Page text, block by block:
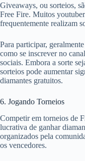
Giveaways, ou sorteios,
Free Fire. Muitos
frequentemente realizam
Para participar,
como se inscrever no
sociais. Embora a sorte
sorteios pode aumentar
diamantes gratuitos.
6. Jogando Torneios
Competir em torneios de
lucrativa de ganhar
organizados pela
os vencedores.